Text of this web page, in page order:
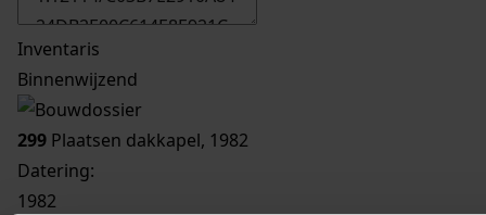
Inventaris
Binnenwijzend
299 Plaatsen dakkapel, 1982
Datering:
1982